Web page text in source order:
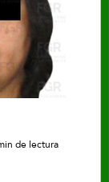
de lectura